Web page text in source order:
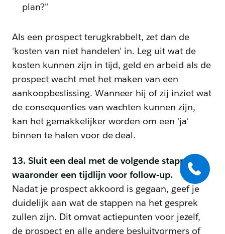
plan?"
Als een prospect terugkrabbelt, zet dan de
'kosten van niet handelen' in. Leg uit wat de
kosten kunnen zijn in tijd, geld en arbeid als de
prospect wacht met het maken van een
aankoopbeslissing. Wanneer hij of zij inziet wat
de consequenties van wachten kunnen zijn,
kan het gemakkelijker worden om een 'ja'
binnen te halen voor de deal.
13. Sluit een deal met de volgende stappen,
waaronder een tijdlijn voor follow-up.
Nadat je prospect akkoord is gegaan, geef je
duidelijk aan wat de stappen na het gesprek
zullen zijn. Dit omvat actiepunten voor jezelf,
de prospect en alle andere besluitvormers of